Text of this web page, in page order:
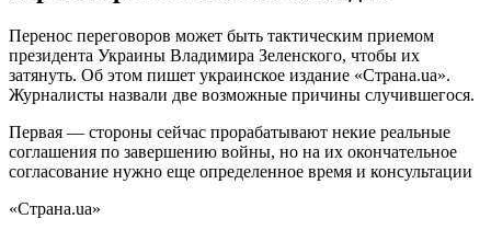
Перенос переговоров может быть тактическим приемом
президента Украины Владимира Зеленского, чтобы их
затянуть. Об этом пишет украинское издание «Страна.ua».
Журналисты назвали две возможные причины случившегося.
Первая — стороны сейчас прорабатывают некие реальные
соглашения по завершению войны, но на их окончательное
согласование нужно еще определенное время и консультации
«Страна.ua»